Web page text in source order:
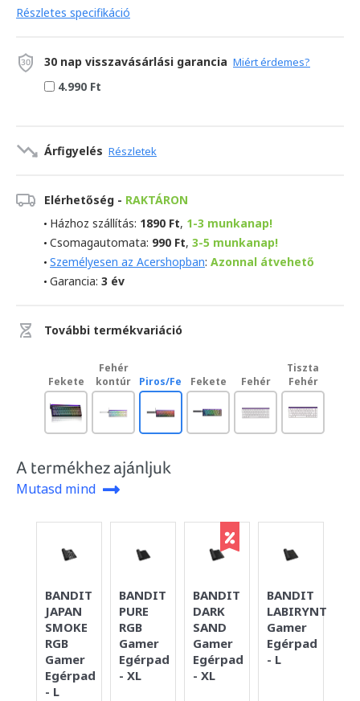
Részletes specifikáció
30 nap visszavásárlási garancia Miért érdemes?
4.990 Ft
Árfigyelés Részletek
Elérhetőség - RAKTÁRON
Házhoz szállítás: 1890 Ft, 1-3 munkanap!
Csomagautomata: 990 Ft, 3-5 munkanap!
Személyesen az Acershopban: Azonnal átvehető
Garancia: 3 év
További termékvariáció
Fekete
Fehér
kontúr
Piros/FeketeFekete Fehér
Tiszta
Fehér
A termékhez ajánljuk
Mutasd mind
BANDIT
JAPAN
SMOKE
RGB
Gamer
Egérpad
- L
BANDIT
PURE
RGB
Gamer
Egérpad
- XL
BANDIT
DARK
SAND
Gamer
Egérpad
- XL
BANDIT
LABIRYNTH
Gamer
Egérpad
- L